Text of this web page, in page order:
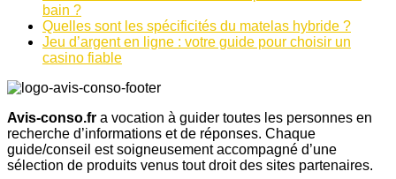
bain ?
Quelles sont les spécificités du matelas hybride ?
Jeu d’argent en ligne : votre guide pour choisir un
casino fiable
Avis-conso.fr a vocation à guider toutes les personnes en
recherche d’informations et de réponses. Chaque
guide/conseil est soigneusement accompagné d’une
sélection de produits venus tout droit des sites partenaires.